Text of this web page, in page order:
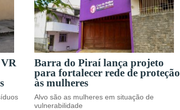
Barra do Piraí lança projeto
para fortalecer rede de proteção
às mulheres
Alvo são as mulheres em situação de
vulnerabilidade